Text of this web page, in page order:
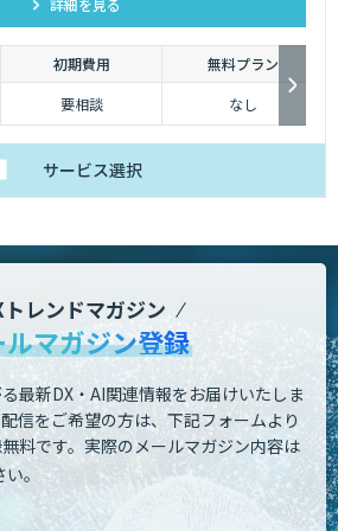
たらします。
詳細を見る
初期費用
無料プラン
要相談 なし
サービス選択
トレンドマガジン
マガジン登録
最新DX・AI関連情報をお届けいたしま
信をご希望の方は、下記フォームより
料です。 実際のメールマガジン内容は
。